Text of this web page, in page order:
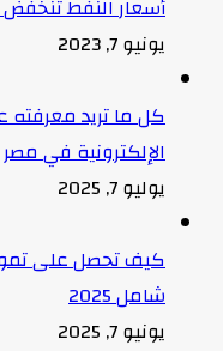
أسعار النفط تنخفض بأقل من
يونيو 7, 2023
كل ما تريد
الإلكترونية في مصر
يوليو 7, 2025
كيف تحصل على
شامل 2025
يونيو 7, 2025